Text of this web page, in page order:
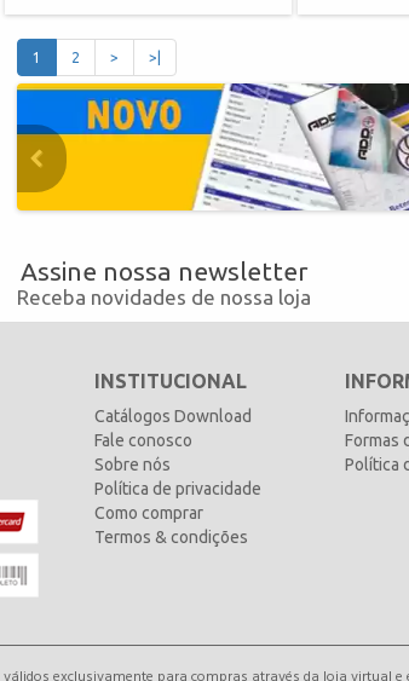
1 2 > >|
Assine nossa newsletter
Receba novidades de nossa loja
INSTITUCIONAL
Catálogos Download
Fale conosco
Sobre nós
Política de privacidade
Como comprar
Termos & condições
Formas
Política